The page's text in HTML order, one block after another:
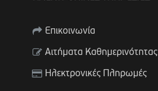
Επικοινωνία
Αιτήματα Καθημερινότητας
Ηλεκτρονικές Πληρωμές